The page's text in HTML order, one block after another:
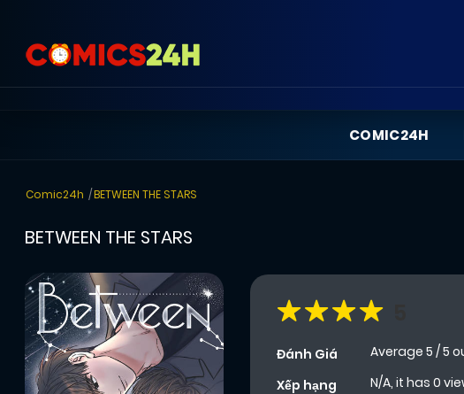
COMIC24H
Comic24h BETWEEN THE STARS
BETWEEN THE STARS
Đánh Giá Average 5 /5
Xếp hạng
N/A, it has 0